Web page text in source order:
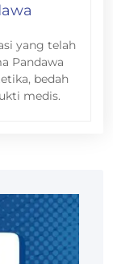
yang telah
Pandawa
bedah
medis.